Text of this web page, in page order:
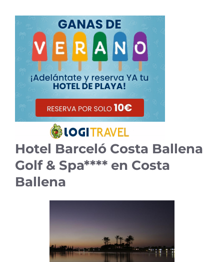
Hotel Barceló Costa Ballena
Golf & Spa**** en Costa
Ballena